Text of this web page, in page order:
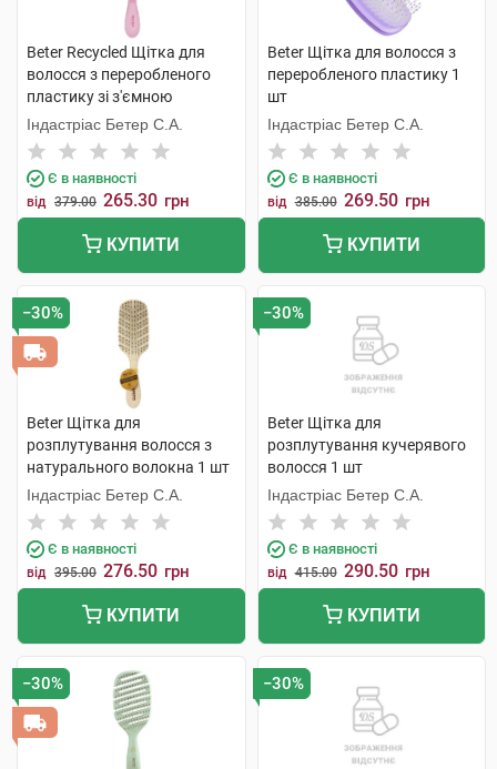
Beter Recycled Щітка для
волосся з переробленого
пластику зі з'ємною
подушечкою 22,5 см 1 шт
Індастріас Бетер С.А.
Є в наявності
від 379.00 265.30 грн
КУПИТИ
Beter Щітка для волосся з
переробленого пластику 1
шт
Індастріас Бетер С.А.
Є в наявності
від 385.00 269.50 грн
КУПИТИ
−30%
Beter Щітка для
розплутування волосся з
натурального волокна 1 шт
Індастріас Бетер С.А.
Є в наявності
від 395.00 276.50 грн
КУПИТИ
−30%
Beter Щітка для
розплутування кучерявого
волосся 1 шт
Індастріас Бетер С.А.
Є в наявності
від 415.00 290.50 грн
КУПИТИ
−30% −30%